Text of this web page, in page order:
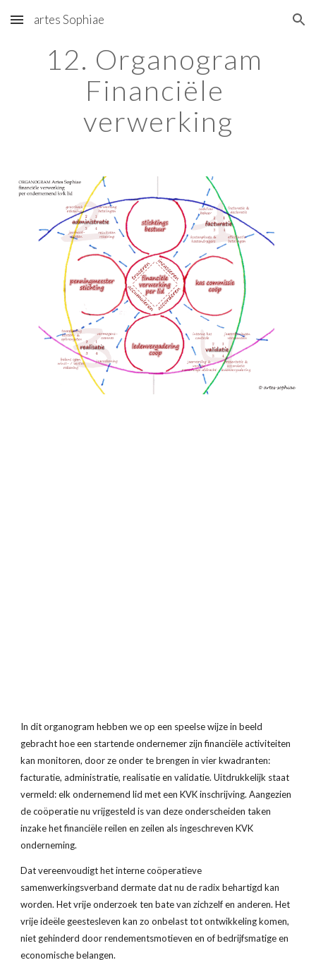
Skip to main content Skip to navigation
artes Sophiae
12. Organogram
Financiële
verwerking
In dit organogram hebben we op een speelse wijze in beeld
gebracht hoe een startende ondernemer zijn financiële activiteiten
kan monitoren, door ze onder te brengen in vier kwadranten:
facturatie, administratie, realisatie en validatie. Uitdrukkelijk staat
vermeld: elk ondernemend lid met een KVK inschrijving. Aangezien
de coöperatie nu vrijgesteld is van deze onderscheiden taken
inzake het financiële reilen en zeilen als ingeschreven KVK
onderneming.
Dat vereenvoudigt het interne coöperatieve
samenwerkingsverband dermate dat nu de radix behartigd kan
worden. Het vrije onderzoek ten bate van zichzelf en anderen. Het
vrije ideële geestesleven kan zo onbelast tot ontwikkeling komen,
niet gehinderd door rendementsmotieven en of bedrijfsmatige en
economische belangen.